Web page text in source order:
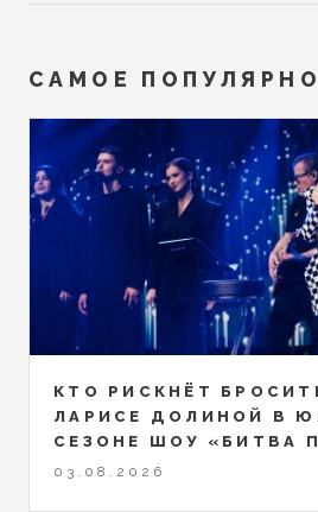
САМОЕ
КТО РИСКНЁТ
ЛАРИСЕ ДОЛИНОЙ В
СЕЗОНЕ ШОУ «БИТВА
03.08.2026